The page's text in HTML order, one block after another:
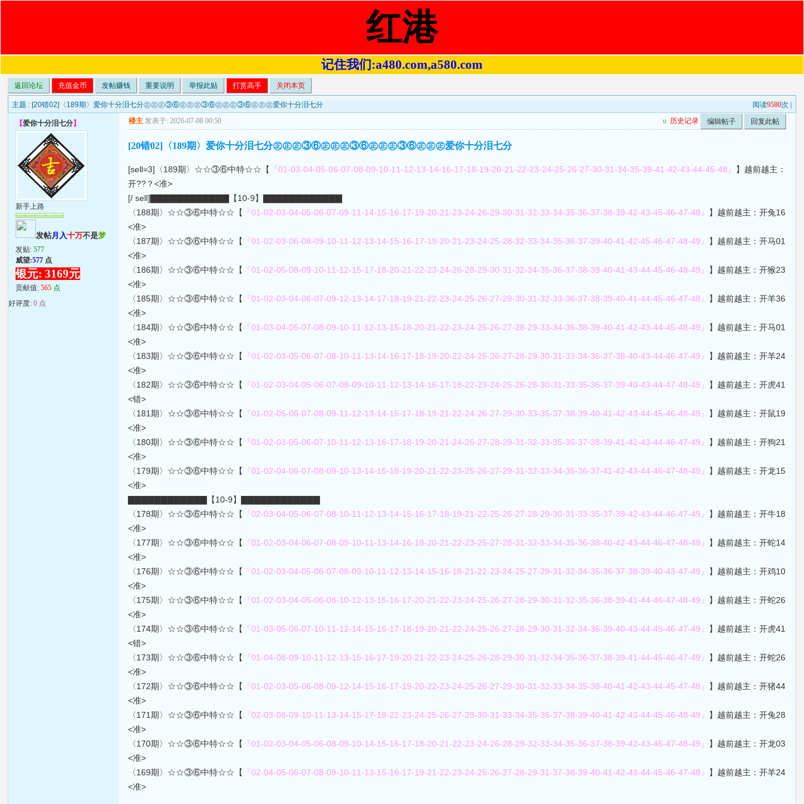
红港
记住我们:a480.com,a580.com
返回论坛 充值金币 发帖赚钱 重要说明 举报此贴 打赏高手 关闭本页
主题 : [20错02]〈189期〉爱你十分泪七分㊣㊣㊣③⑥㊣㊣㊣③⑥㊣㊣㊣③⑥㊣㊣㊣爱你十分泪七分 阅读9580次 |
【爱你十分泪七分】
新手上路
发帖月入十万不是梦
发贴:577
威望:577 点
银元: 3169元
贡献值:565 点
好评度:0 点
楼主 发表于: 2026-07-08 00:50 u 历史记录 编辑帖子 回复此帖
[20错02]〈189期〉爱你十分泪七分㊣㊣㊣③⑥㊣㊣㊣③⑥㊣㊣㊣③⑥㊣㊣㊣爱你十分泪七分
[sell=3]〈189期〉☆☆③⑥中特☆☆【 『01-03-04-05-06-07-08-09-10-11-12-13-14-16-17-18-19-20-21-22-23-24-25-26-27-30-31-34-35-39-41-42-43-44-45-48』 】越前越主：
开??？<准>
[/ sell]▇▇▇▇▇▇▇▇▇▇▇▇【10-9】▇▇▇▇▇▇▇▇▇▇▇▇
〈188期〉☆☆③⑥中特☆☆【
『01-02-03-04-05-06-07-09-11-14-15-16-17-19-20-21-23-24-26-29-30-31-32-33-34-35-36-37-38-39-42-43-45-46-47-48』 】越前越主：开兔16
<准>
〈187期〉☆☆③⑥中特☆☆【
『01-02-03-06-08-09-10-11-12-13-14-15-16-17-19-20-21-23-24-25-28-32-33-34-35-36-37-39-40-41-42-45-46-47-48-49』 】越前越主：开马01
<准>
〈186期〉☆☆③⑥中特☆☆【
『01-02-05-08-09-10-11-12-15-17-18-20-21-22-23-24-26-28-29-30-31-32-34-35-36-37-38-39-40-41-43-44-45-46-48-49』 】越前越主：开猴23
<准>
〈185期〉☆☆③⑥中特☆☆【
『01-02-03-04-06-07-09-12-13-14-17-18-19-21-22-23-24-25-26-27-29-30-31-32-33-36-37-38-39-40-41-44-45-46-47-48』 】越前越主：开羊36
<准>
〈184期〉☆☆③⑥中特☆☆【
『01-03-04-05-07-08-09-10-11-12-13-15-18-20-21-22-23-24-25-26-27-28-29-33-34-36-38-39-40-41-42-43-44-45-48-49』 】越前越主：开马01
<准>
〈183期〉☆☆③⑥中特☆☆【
『01-02-03-05-06-07-08-10-11-13-14-16-17-18-19-20-22-24-25-26-27-28-29-30-31-33-34-36-37-38-40-43-44-46-47-49』 】越前越主：开羊24
<准>
〈182期〉☆☆③⑥中特☆☆【
『01-02-03-04-05-06-07-08-09-10-11-12-13-14-16-17-18-22-23-24-25-26-28-30-31-33-35-36-37-39-40-43-44-47-48-49』 】越前越主：开虎41
<错>
〈181期〉☆☆③⑥中特☆☆【
『01-02-05-06-07-08-09-11-12-13-14-15-17-18-19-21-22-24-26-27-29-30-33-35-37-38-39-40-41-42-43-44-45-46-48-49』 】越前越主：开鼠19
<准>
〈180期〉☆☆③⑥中特☆☆【
『01-02-03-05-06-07-10-11-12-13-16-17-18-19-20-21-24-26-27-28-29-31-32-33-35-36-37-38-39-41-42-43-44-46-47-49』 】越前越主：开狗21
<准>
〈179期〉☆☆③⑥中特☆☆【
『01-02-04-06-07-08-09-10-13-14-15-18-19-20-21-22-23-25-26-27-29-31-32-33-34-35-36-37-41-42-43-44-46-47-48-49』 】越前越主：开龙15
<准>
▇▇▇▇▇▇▇▇▇▇▇▇【10-9】▇▇▇▇▇▇▇▇▇▇▇▇
〈178期〉☆☆③⑥中特☆☆【
『02-03-04-05-06-07-08-10-11-12-13-14-15-16-17-18-19-21-22-25-26-27-28-29-30-31-33-35-37-39-42-43-44-46-47-49』 】越前越主：开牛18
<准>
〈177期〉☆☆③⑥中特☆☆【
『01-02-03-04-06-07-08-09-10-11-13-14-16-18-20-21-22-23-25-27-28-31-32-33-34-35-36-38-40-42-43-44-46-47-48-49』 】越前越主：开蛇14
<准>
〈176期〉☆☆③⑥中特☆☆【
『01-02-03-04-05-06-07-08-09-10-11-12-13-14-15-16-18-21-22-23-24-25-27-29-31-32-34-35-36-37-38-39-40-43-47-49』 】越前越主：开鸡10
<准>
〈175期〉☆☆③⑥中特☆☆【
『01-02-03-04-05-06-08-10-12-13-15-16-17-20-21-22-23-24-25-26-27-28-29-30-31-32-35-36-38-39-41-44-46-47-48-49』 】越前越主：开蛇26
<准>
〈174期〉☆☆③⑥中特☆☆【
『01-03-05-06-07-10-11-12-14-15-16-17-18-19-20-21-22-24-25-26-27-28-29-30-31-32-34-36-39-40-43-44-45-46-47-49』 】越前越主：开虎41
<错>
〈173期〉☆☆③⑥中特☆☆【
『01-04-08-09-10-11-12-13-15-16-17-19-20-21-22-23-24-25-26-28-29-30-31-32-34-35-36-37-38-39-41-44-45-46-47-49』 】越前越主：开蛇26
<准>
〈172期〉☆☆③⑥中特☆☆【
『01-02-03-05-06-08-09-12-14-15-16-17-19-20-22-23-24-25-26-27-29-30-31-32-33-34-35-38-40-41-42-43-44-45-47-48』 】越前越主：开猪44
<准>
〈171期〉☆☆③⑥中特☆☆【
『02-03-08-09-10-11-13-14-15-17-18-22-23-24-25-26-27-28-30-31-33-34-35-36-37-38-39-40-41-42-43-44-45-46-48-49』 】越前越主：开兔28
<准>
〈170期〉☆☆③⑥中特☆☆【
『01-02-03-04-05-06-08-09-10-14-15-16-17-18-20-21-22-23-24-26-28-29-32-33-34-35-36-37-38-39-42-43-46-47-48-49』 】越前越主：开龙03
<准>
〈169期〉☆☆③⑥中特☆☆【
『02-04-05-06-07-08-09-10-11-13-15-16-17-19-21-22-23-24-25-26-27-28-29-31-37-38-39-40-41-42-43-44-45-46-47-48』 】越前越主：开羊24
<准>